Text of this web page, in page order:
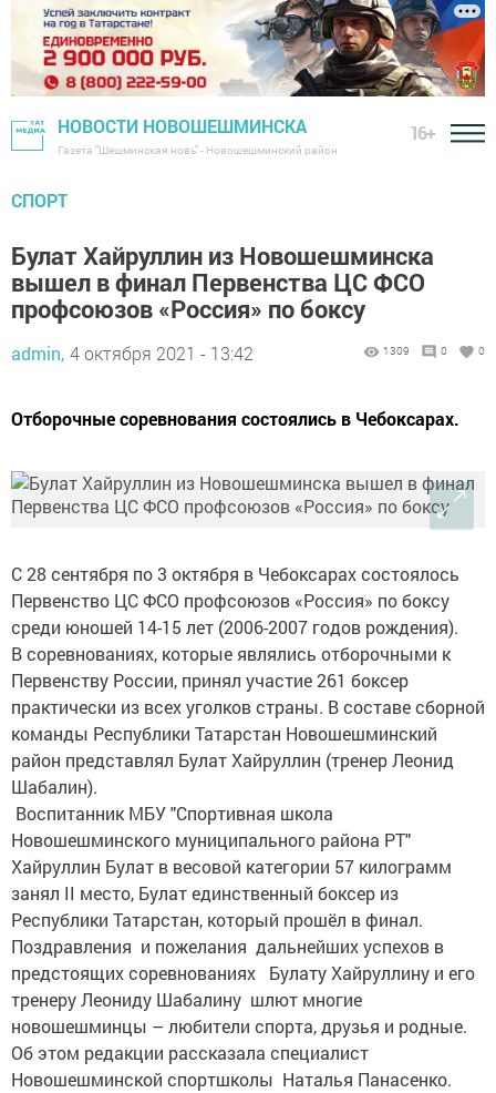
НОВОСТИ НОВОШЕШМИНСКА
Газета "Шешминская новь" - Новошешминский район
16+
СПОРТ
Булат Хайруллин из Новошешминска
вышел в финал Первенства ЦС ФСО
профсоюзов «Россия» по боксу
admin, 4 октября 2021 - 13:42 1309 0 0
Отборочные соревнования состоялись в Чебоксарах.
С 28 сентября по 3 октября в Чебоксарах состоялось
Первенство ЦС ФСО профсоюзов «Россия» по боксу
среди юношей 14-15 лет (2006-2007 годов рождения).
В соревнованиях, которые являлись отборочными к
Первенству России, принял участие 261 боксер
практически из всех уголков страны. В составе сборной
команды Республики Татарстан Новошешминский
район представлял Булат Хайруллин (тренер Леонид
Шабалин).
Воспитанник МБУ "Спортивная школа
Новошешминского муниципального района РТ"
Хайруллин Булат в весовой категории 57 килограмм
занял II место, Булат единственный боксер из
Республики Татарстан, который прошёл в финал.
Поздравления и пожелания дальнейших успехов в
предстоящих соревнованиях Булату Хайруллину и его
тренеру Леониду Шабалину шлют многие
новошешминцы – любители спорта, друзья и родные.
Об этом редакции рассказала специалист
Новошешминской спортшколы Наталья Панасенко.